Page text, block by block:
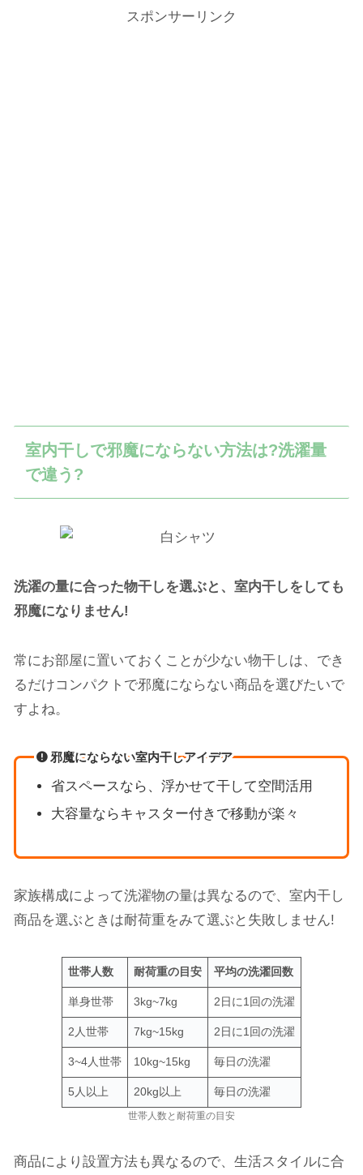
スポンサーリンク
室内干しで邪魔にならない方法は?洗濯量
で違う?
洗濯の量に合った物干しを選ぶと、室内干しをしても
邪魔になりません!
常にお部屋に置いておくことが少ない物干しは、でき
るだけコンパクトで邪魔にならない商品を選びたいで
すよね。
邪魔にならない室内干しアイデア
省スペースなら、浮かせて干して空間活用
大容量ならキャスター付きで移動が楽々
家族構成によって洗濯物の量は異なるので、室内干し
商品を選ぶときは耐荷重をみて選ぶと失敗しません!
世帯人数 耐荷重の目安 平均の洗濯回数
単身世帯 3kg~7kg 2日に1回の洗濯
2人世帯 7kg~15kg 2日に1回の洗濯
3~4人世帯 10kg~15kg 毎日の洗濯
5人以上 20kg以上 毎日の洗濯
世帯人数と耐荷重の目安
商品により設置方法も異なるので、生活スタイルに合